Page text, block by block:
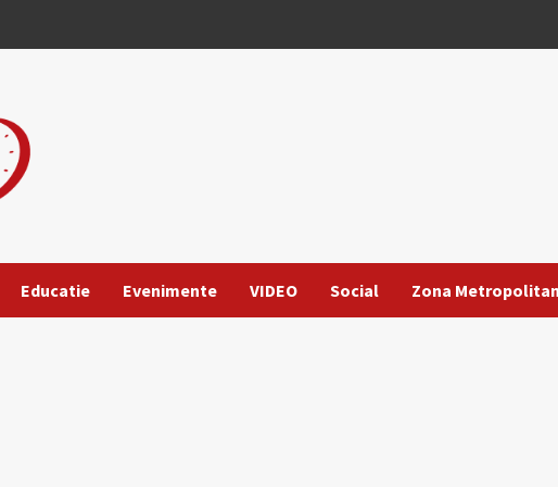
Educatie Evenimente VIDEO Social Zona